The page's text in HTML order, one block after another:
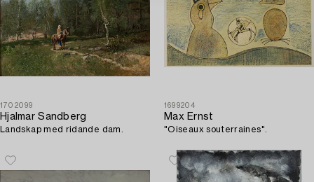
1702099
Hjalmar Sandberg
Landskap med ridande dam.
1699204
Max Ernst
"Oiseaux souterraines".